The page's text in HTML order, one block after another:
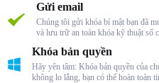
Gửi email
Chúng tôi gửi khóa bí mật bạn đã
và lưu trữ an toàn khóa kỹ thuật số
Khóa bản quyền
Hãy yên tâm: Khóa bản quyền của
không lo lắng, bạn có thể hoàn toàn